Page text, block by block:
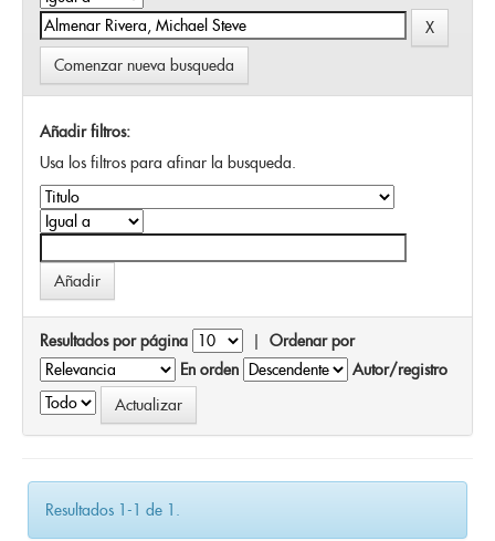
Comenzar nueva busqueda
Añadir filtros:
Usa los filtros para afinar la busqueda.
Resultados por página | Ordenar por
En orden
Autor/registro
Resultados 1-1 de 1.